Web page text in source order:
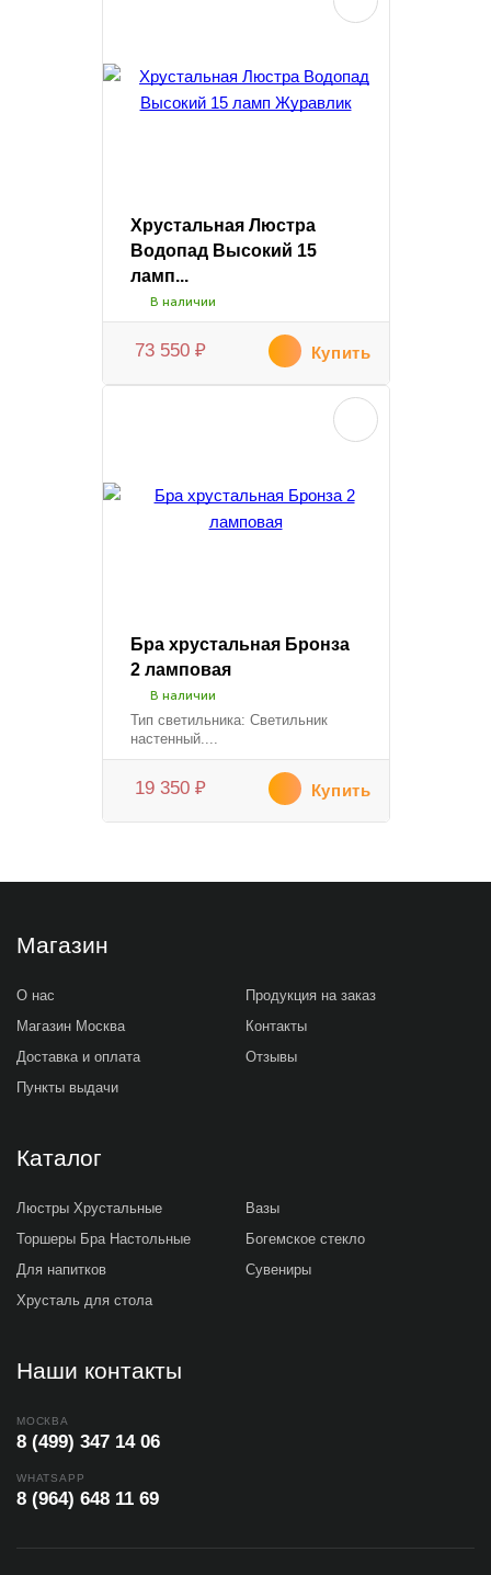
Хрустальная Люстра
Водопад Высокий 15
ламп...
В наличии
73 550 ₽ Купить
Бра хрустальная Бронза
2 ламповая
В наличии
Тип светильника: Светильник
настенный....
19 350 ₽ Купить
Магазин
О нас
Магазин Москва
Доставка и оплата
Пункты выдачи
Продукция на заказ
Контакты
Отзывы
Каталог
Люстры Хрустальные
Торшеры Бра Настольные
Для напитков
Хрусталь для стола
Вазы
Богемское стекло
Сувениры
Наши контакты
МОСКВА
8 (499) 347 14 06
WHATSAPP
8 (964) 648 11 69